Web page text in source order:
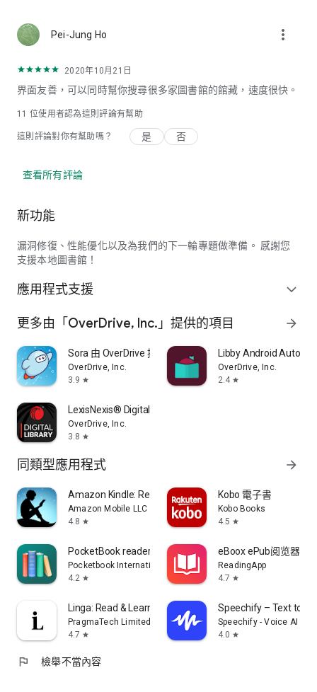
Pei-Jung Ho more_vert
2020年10月21日
界面友善，可以同時幫你搜尋很多家圖書館的館藏，速度很快。
11 位使用者認為這則評論有幫助
這則評論對你有幫助嗎？ 是 否
查看所有評論
新功能
漏洞修復、性能優化以及為我們的下一輪專題做準備。 感謝您
支援本地圖書館！
應用程式支援 expand_more
更多由「OverDrive, Inc.」提供的項目 arrow_forward
Sora 由 OverDrive 提供
OverDrive, Inc.
3.9 star
Libby Android
OverDrive, Inc.
2.4 star
LexisNexis® Digital Library
OverDrive, Inc.
3.8 star
同類型應用程式 arrow_forward
Amazon Kindle: Reading App
Amazon Mobile LLC
4.8 star
Kobo 電子書
Kobo Books
4.5 star
PocketBook reader - EPUB, PDF
Pocketbook International SA
4.2 star
eBoox ePub阅览器
ReadingApp
4.7 star
Linga: Read & Learn Languages
PragmaTech Limited
4.7 star
Speechify – Text to
Speechify - Voice AI
4.0 star
flag 檢舉不當內容